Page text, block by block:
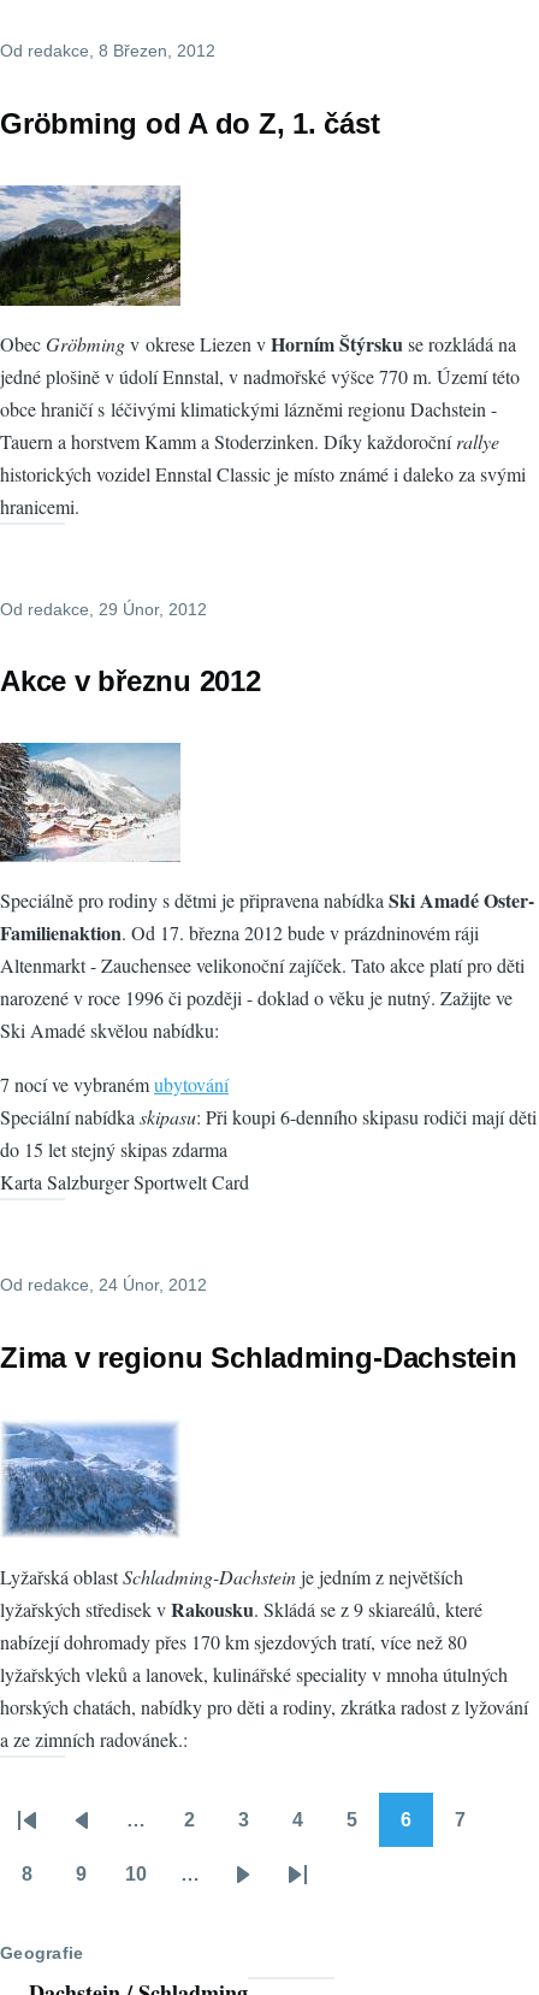
Od redakce , 8 Březen, 2012
Gröbming od A do Z, 1. část
ObecGröbmingv okrese Liezen vHorním Štýrsku se rozkládá na
jedné plošině v údolí Ennstal, v nadmořské výšce 770 m. Území této
obce hraničí s léčivými klimatickými lázněmi regionu Dachstein -
Tauern a horstvem Kamm a Stoderzinken. Díky každoročnírallye
historických vozidel Ennstal Classic je místo známé i daleko za svými
hranicemi.
Od redakce , 29 Únor, 2012
Akce v březnu 2012
Speciálně pro rodiny s dětmi je připravena nabídkaSki Amadé Oster-
Familienaktion. Od 17. března 2012 bude v prázdninovém ráji
Altenmarkt - Zauchensee velikonoční zajíček. Tato akce platí pro děti
narozené v roce 1996 či později - doklad o věku je nutný. Zažijte ve
Ski Amadé skvělou nabídku:
7 nocí ve vybranémubytování
Speciální nabídkaskipasu: Při koupi 6-denního skipasu rodiči mají děti
do 15 let stejný skipas zdarma
Karta Salzburger Sportwelt Card
Od redakce, 24 Únor, 2012
Zima v regionu Schladming-Dachstein
Lyžařská oblastSchladming-Dachsteinje jedním z největších
lyžařských středisek vRakousku. Skládá se z 9 skiareálů, které
nabízejí dohromady přes 170 km sjezdových tratí, více než 80
lyžařských vleků a lanovek, kulinářské speciality v mnoha útulných
horských chatách, nabídky pro děti a rodiny, zkrátka radost z lyžování
a ze zimních radovánek.:
Pagination
First
page
Předchozí
stránka
… 2 3 4 5 6 7
8 9 10 …
NásledujícíPoslední
Geografie